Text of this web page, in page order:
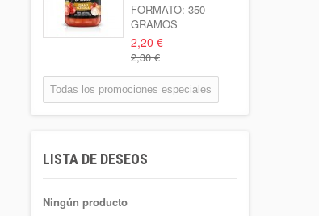
Botella 1l o...
1,02 €
Patata Kenebeck 1
Kilo
Formato: 1 Kilo
1,95 €
L
FORMATO: 350
GRAMOS
2,20 €
2,30 €
Todas los promociones especiales
LISTA DE DESEOS
Ningún producto